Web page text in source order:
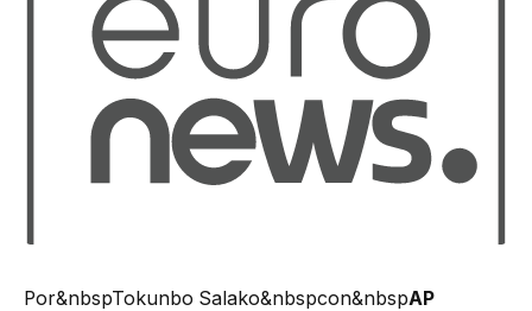
Por&nbspTokunbo Salako&nbspcon&nbspAP